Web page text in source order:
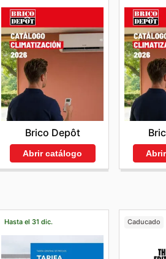
Brico Depôt
Abrir catálogo
Hasta el 31 dic. Caducado